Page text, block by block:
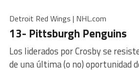
Detroit Red Wings | NHL.com
13- Pittsburgh Penguins
Los liderados por Crosby se
de una última (o no) oportunidad